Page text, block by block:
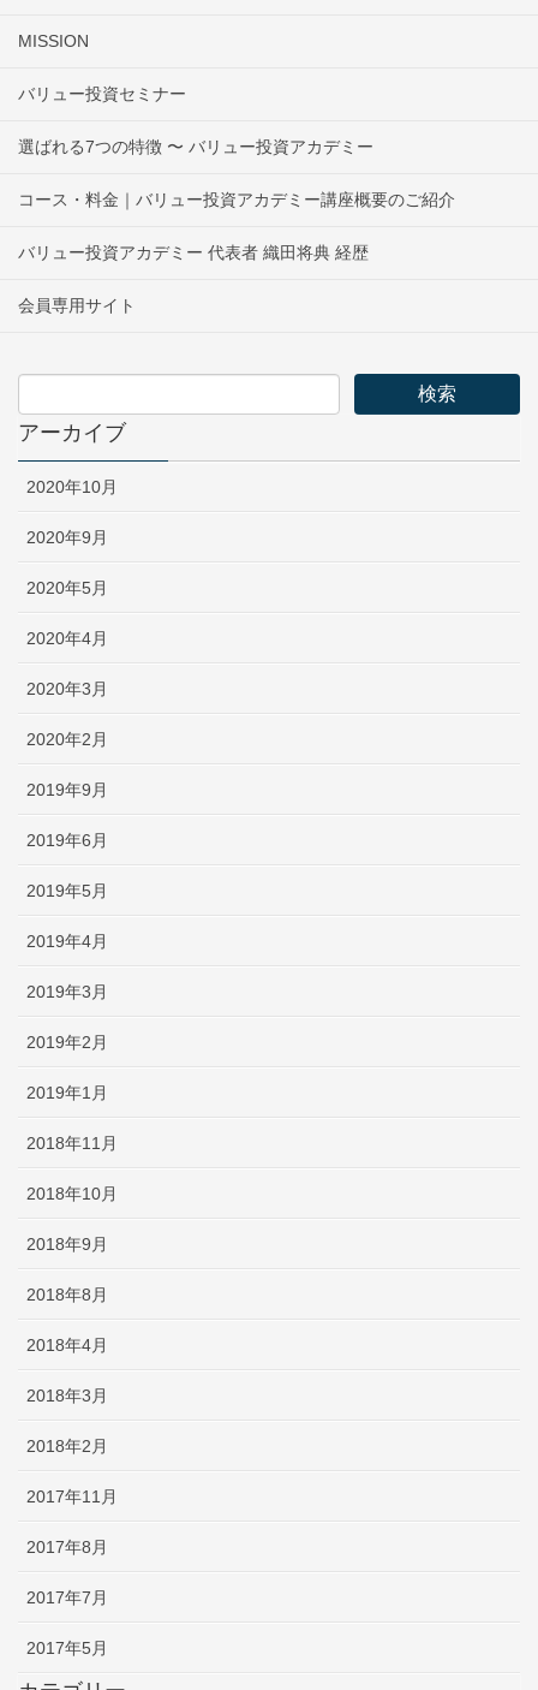
MISSION
バリュー投資セミナー
選ばれる7つの特徴 〜 バリュー投資アカデミー
コース・料金｜バリュー投資アカデミー講座概要のご紹介
バリュー投資アカデミー 代表者 織田将典 経歴
会員専用サイト
アーカイブ
2020年10月
2020年9月
2020年5月
2020年4月
2020年3月
2020年2月
2019年9月
2019年6月
2019年5月
2019年4月
2019年3月
2019年2月
2019年1月
2018年11月
2018年10月
2018年9月
2018年8月
2018年4月
2018年3月
2018年2月
2017年11月
2017年8月
2017年7月
2017年5月